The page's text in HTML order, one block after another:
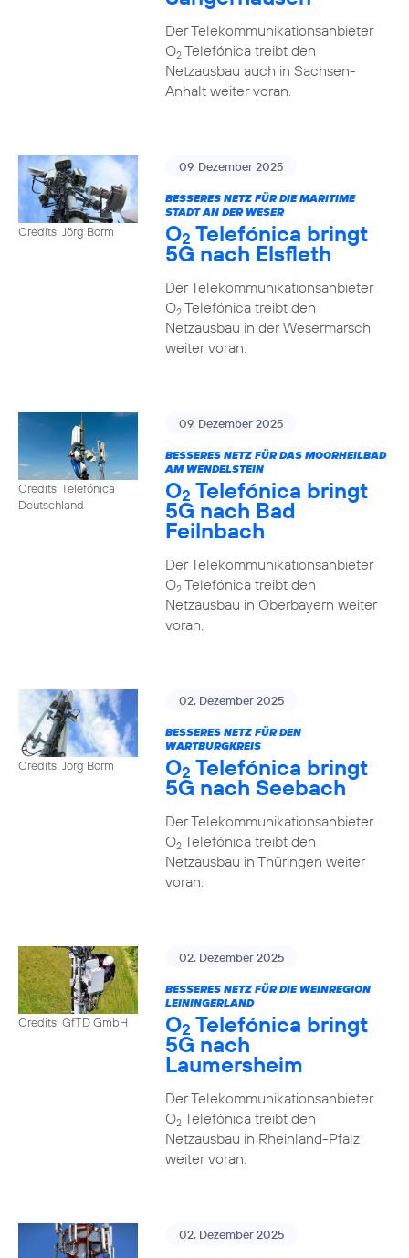
Der Telekommunikationsanbieter
O2Telefónica treibt den
Netzausbau auch in Sachsen-
Anhalt weiter voran.
Credits: Jörg Borm
09. Dezember 2025
BESSERES NETZ FÜR DIE MARITIME
STADT AN DER WESER
O2 Telefónica bringt
5G nach Elsfleth
Der Telekommunikationsanbieter
O2Telefónica treibt den
Netzausbau in der Wesermarsch
weiter voran.
Credits: Telefónica
Deutschland
09. Dezember 2025
BESSERES NETZ FÜR DAS MOORHEILBAD
AM WENDELSTEIN
O2 Telefónica bringt
5G nach Bad
Feilnbach
Der Telekommunikationsanbieter
O2Telefónica treibt den
Netzausbau in Oberbayern weiter
voran.
Credits: Jörg Borm
02. Dezember 2025
BESSERES NETZ FÜR DEN
WARTBURGKREIS
O2 Telefónica bringt
5G nach Seebach
Der Telekommunikationsanbieter
O2Telefónica treibt den
Netzausbau in Thüringen weiter
voran.
Credits: GfTD GmbH
02. Dezember 2025
BESSERES NETZ FÜR DIE WEINREGION
LEININGERLAND
O2 Telefónica bringt
5G nach
Laumersheim
Der Telekommunikationsanbieter
O2Telefónica treibt den
Netzausbau in Rheinland-Pfalz
weiter voran.
02. Dezember 2025